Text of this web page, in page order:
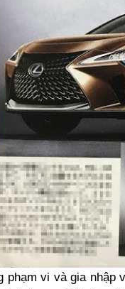
phạm vi và gia nhập